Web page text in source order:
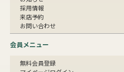
採用情報
来店予約
お問い合わせ
会員メニュー
無料会員登録